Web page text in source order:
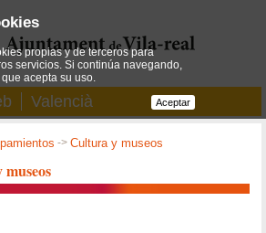
Valencià
->Cultura y museos
propias y de terceros para
servicios. Si continúa navegando,
acepta su uso.
Aceptar